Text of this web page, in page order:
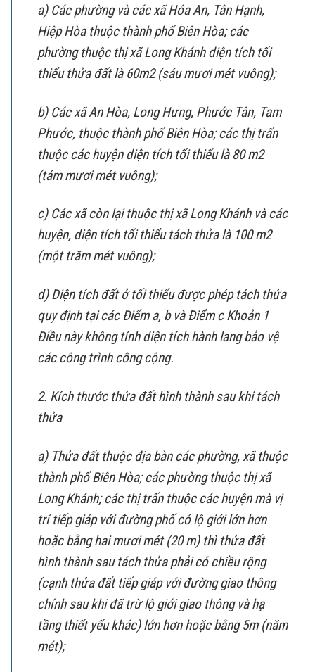
a) Các phường và các xã Hóa An, Tân Hạnh,
Hiệp Hòa thuộc thành phố Biên Hòa; các
phường thuộc thị xã Long Khánh diện tích tối
thiểu thửa đất là 60m2 (sáu mươi mét vuông);
b) Các xã An Hòa, Long Hưng, Phước Tân, Tam
Phước, thuộc thành phố Biên Hòa; các thị trấn
thuộc các huyện diện tích tối thiểu là 80 m2
(tám mươi mét vuông);
c) Các xã còn lại thuộc thị xã Long Khánh và các
huyện, diện tích tối thiểu tách thửa là 100 m2
(một trăm mét vuông);
d) Diện tích đất ở tối thiểu được phép tách thửa
quy định tại các Điểm a, b và Điểm c Khoản 1
Điều này không tính diện tích hành lang bảo vệ
các công trình công cộng.
2. Kích thước thửa đất hình thành sau khi tách
thửa
a) Thửa đất thuộc địa bàn các phường, xã thuộc
thành phố Biên Hòa; các phường thuộc thị xã
Long Khánh; các thị trấn thuộc các huyện mà vị
trí tiếp giáp với đường phố có lộ giới lớn hơn
hoặc bằng hai mươi mét (20 m) thì thửa đất
hình thành sau tách thửa phải có chiều rộng
(cạnh thửa đất tiếp giáp với đường giao thông
chính sau khi đã trừ lộ giới giao thông và hạ
tầng thiết yếu khác) lớn hơn hoặc bằng 5m (năm
mét);